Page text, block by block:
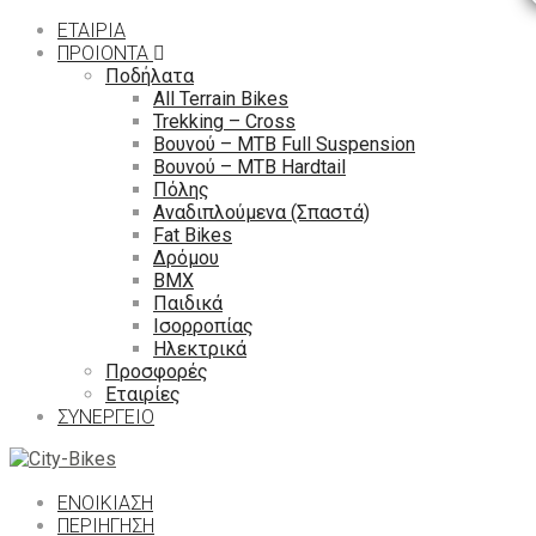
ΕΤΑΙΡΙΑ
ΠΡΟΙΟΝΤΑ
Ποδήλατα
All Terrain Bikes
Trekking – Cross
Βουνού – MTB Full Suspension
Βουνού – MTB Hardtail
Πόλης
Αναδιπλούμενα (Σπαστά)
Fat Bikes
Δρόμου
ΒΜΧ
Παιδικά
Ισορροπίας
Ηλεκτρικά
Προσφορές
Εταιρίες
ΣΥΝΕΡΓΕΙΟ
ΕΝΟΙΚΙΑΣΗ
ΠΕΡΙΉΓΗΣΗ